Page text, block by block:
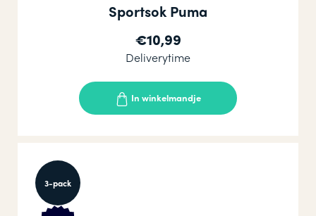
Sportsok Puma
€10,99
Deliverytime
In winkelmandje
3-pack